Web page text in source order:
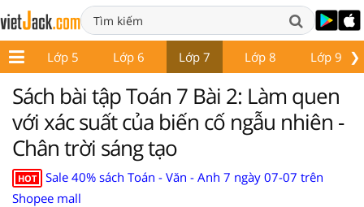
❯
4 Lớp 5 Lớp 6 Lớp 7 Lớp 8 Lớp 9
Sách bài tập Toán 7 Bài 2: Làm quen
với xác suất của biến cố ngẫu nhiên -
Chân trời sáng tạo
HOT
Sale 40% sách Toán - Văn - Anh 7 ngày 07-07 trên
Shopee mall